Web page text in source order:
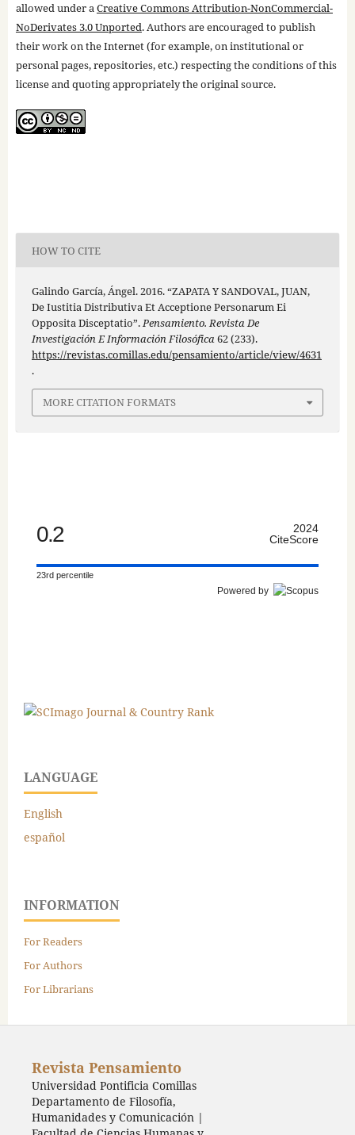
allowed under aCreative Commons Attribution-NonCommercial-
NoDerivates 3.0 Unported. Authors are encouraged to publish
their work on the Internet (for example, on institutional or
personal pages, repositories, etc.) respecting the conditions of this
license and quoting appropriately the original source.
HOW TO CITE
Galindo García, Ángel. 2016. “ZAPATA Y SANDOVAL, JUAN,
De Iustitia Distributiva Et Acceptione Personarum Ei
Opposita Disceptatio”.Pensamiento. Revista De
Investigación E Información Filosófica62 (233).
https://revistas.comillas.edu/pensamiento/article/view/4631
.
MORE CITATION FORMATS
0.2
2024
CiteScore
23rd percentile
Powered by
LANGUAGE
English
español
INFORMATION
For Readers
For Authors
For Librarians
Revista Pensamiento
Universidad Pontificia Comillas
Departamento de Filosofía,
Humanidades y Comunicación |